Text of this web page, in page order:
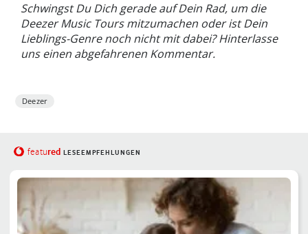
Schwingst Du Dich gerade auf Dein Rad, um die
Deezer Music Tours mitzumachen oder ist Dein
Lieblings-Genre noch nicht mit dabei? Hinterlasse
uns einen abgefahrenen Kommentar.
Deezer
featured LESEEMPFEHLUNGEN